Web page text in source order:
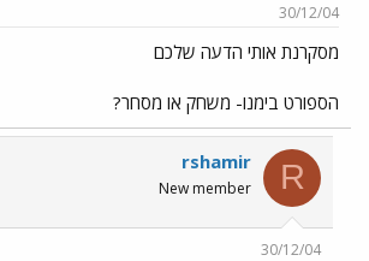
ש
א
ר
30/12/04
מסקרנת אותי הדעה שלכם
הספורט בימנו- משחק או מסחר?
R
rshamir
New member
30/12/04